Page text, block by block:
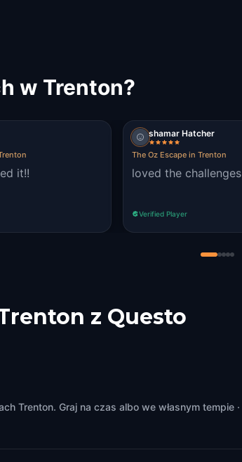
w Trenton?
it!!
shamar Hatcher
The Oz Escape in Trenton
loved the challenges
Verified Player
z Questo
Trenton. Graj na czas albo we własnym tempie